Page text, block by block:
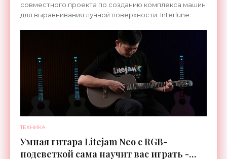
совместного проекта по созданию комплекса машин
для выравнивания лунной поверхности. Interlune
ТЕХНИКА
Умная гитара Litejam Neo с RGB-
подсветкой сама научит вас играть -